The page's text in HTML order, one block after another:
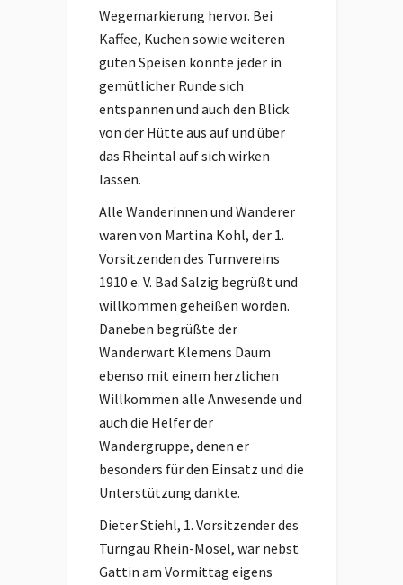
Wegemarkierung hervor. Bei
Kaffee, Kuchen sowie weiteren
guten Speisen konnte jeder in
gemütlicher Runde sich
entspannen und auch den Blick
von der Hütte aus auf und über
das Rheintal auf sich wirken
lassen.
Alle Wanderinnen und Wanderer
waren von Martina Kohl, der 1.
Vorsitzenden des Turnvereins
1910 e. V. Bad Salzig begrüßt und
willkommen geheißen worden.
Daneben begrüßte der
Wanderwart Klemens Daum
ebenso mit einem herzlichen
Willkommen alle Anwesende und
auch die Helfer der
Wandergruppe, denen er
besonders für den Einsatz und die
Unterstützung dankte.
Dieter Stiehl, 1. Vorsitzender des
Turngau Rhein-Mosel, war nebst
Gattin am Vormittag eigens